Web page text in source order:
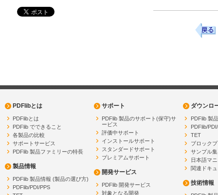
PDFlibとは
PDFlibとは
PDFlib でできること
各製品の比較
サポートサービス
PDFlib 製品ファミリーの特長
製品情報
PDFlib 製品情報 (製品の選び方)
PDFlib/PDI/PPS
サポート
PDFlib 製品のサポート(保守)サ
ービス
評価中サポート
インストールサポート
スタンダードサポート
プレミアムサポート
開発サービス
PDFlib 開発サービス
対象となる開発
ダウンロ
PDFlib 製
PDFlib/
TET
ブロック
サンプル集
日本語マ
関連ドキ
技術情報